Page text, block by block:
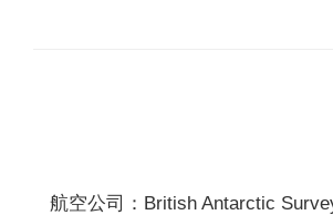
航空公司：British Antarctic